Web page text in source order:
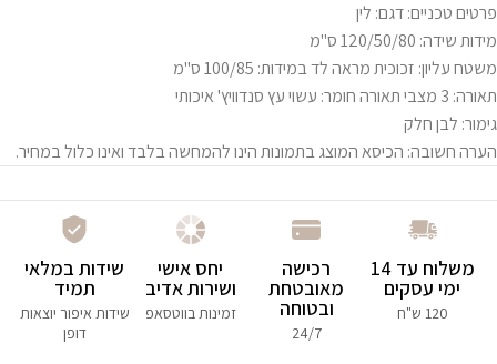
פרטים טכניים: דגם: לין
מידות שידה: 120/50/80 ס"מ
משטח עליון: זכוכית מראה לד במידות: 100/85 ס"מ
תאורה: 3 מצבי תאורה חומר: עשוי עץ סנדוויץ' איכותי
גימור: לבן חלק
הערה חשובה: הכיסא המוצג בתמונות הינו להמחשה בלבד ואינו כלול במחיר.
משלוח עד 14
ימי עסקים
120 ש"ח
רכישה
מאובטחת
ובטוחה
24/7
יחס אישי
ושירות אדיב
זמינות בווטסאפ
שידות במלאי
תמיד
שידות איפור יוצאות
דופן